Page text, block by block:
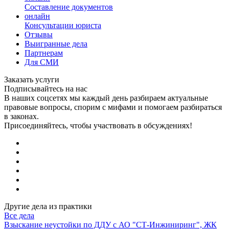
Составление документов
онлайн
Консультации юриста
Отзывы
Выигранные дела
Партнерам
Для СМИ
Заказать услуги
Подписывайтесь на нас
В наших соцсетях мы каждый день разбираем актуальные
правовые вопросы, спорим с мифами и помогаем разбираться
в законах.
Присоединяйтесь, чтобы участвовать в обсуждениях!
Другие дела из практики
Все дела
Взыскание неустойки по ДДУ с АО "СТ-Инжиниринг", ЖК